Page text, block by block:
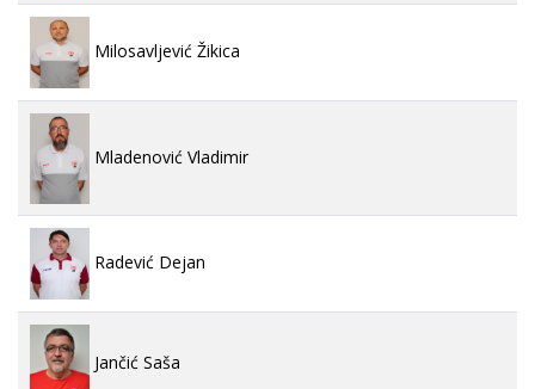
Milosavljević Žikica
Mladenović Vladimir
Radević Dejan
Jančić Saša